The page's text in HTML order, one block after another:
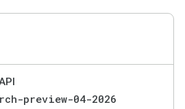
preview-04-2026